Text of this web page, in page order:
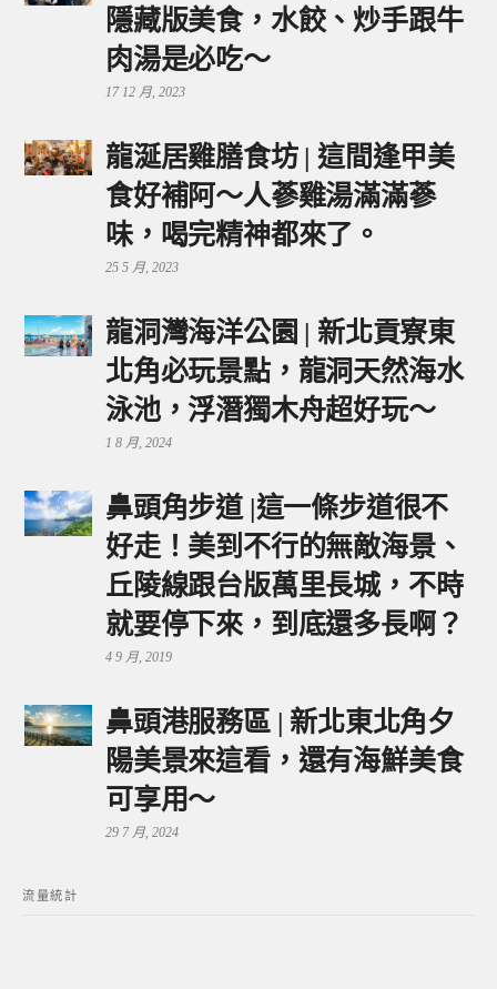
隱藏版美食，水餃、炒手跟牛
肉湯是必吃～
17 12 月, 2023
龍涎居雞膳食坊 | 這間逢甲美
食好補阿～人蔘雞湯滿滿蔘
味，喝完精神都來了。
25 5 月, 2023
龍洞灣海洋公園 | 新北貢寮東
北角必玩景點，龍洞天然海水
泳池，浮潛獨木舟超好玩～
1 8 月, 2024
鼻頭角步道 |這一條步道很不
好走！美到不行的無敵海景、
丘陵線跟台版萬里長城，不時
就要停下來，到底還多長啊？
4 9 月, 2019
鼻頭港服務區 | 新北東北角夕
陽美景來這看，還有海鮮美食
可享用～
29 7 月, 2024
流量統計